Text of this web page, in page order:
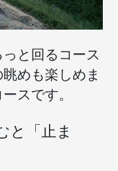
と回るコース
めも楽しめま
スです。
と「止ま